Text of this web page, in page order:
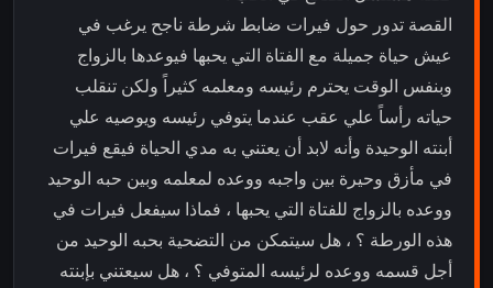
القصة تدور حول فيرات ضابط شرطة ناجح يرغب في
عيش حياة جميلة مع الفتاة التي يحبها فيوعدها بالزواج
وبنفس الوقت يحترم رئيسه ومعلمه كثيراً ولكن تنقلب
حياته رأساً علي عقب عندما يتوفي رئيسه ويوصيه علي
أبنته الوحيدة وأنه لابد أن يعتني به مدي الحياة فيقع فيرات
في مأزق وحيرة بين واجبه ووعده لمعلمه وبين حبه الوحيد
ووعده بالزواج للفتاة التي يحبها ، فماذا سيفعل فيرات في
هذه الورطة ؟ ، هل سيتمكن من التضحية بحبه الوحيد من
أجل قسمه ووعده لرئيسه المتوفي ؟ ، هل سيعتني بإبنته